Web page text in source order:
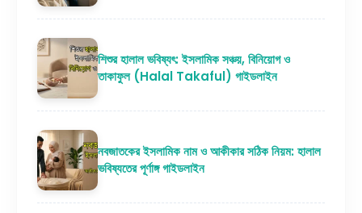
শিশুর হালাল ভবিষ্যৎ: ইসলামিক সঞ্চয়, বিনিয়োগ ও
তাকাফুল (Halal Takaful) গাইডলাইন
নবজাতকের ইসলামিক নাম ও আকীকার সঠিক নিয়ম: হালাল
ভবিষ্যতের পূর্ণাঙ্গ গাইডলাইন